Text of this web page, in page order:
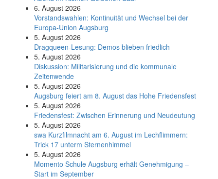
6. August 2026
Vorstandswahlen: Kontinuität und Wechsel bei der
Europa-Union Augsburg
5. August 2026
Dragqueen-Lesung: Demos blieben friedlich
5. August 2026
Diskussion: Mi­li­ta­ri­sie­rung und die kommunale
Zeitenwende
5. August 2026
Augsburg feiert am 8. August das Hohe Friedensfest
5. August 2026
Friedensfest: Zwischen Erinnerung und Neudeutung
5. August 2026
swa Kurz­film­nacht am 6. August im Lech­flim­mern:
Trick 17 unterm Sternen­himmel
5. August 2026
Momento Schule Augsburg erhält Genehmigung –
Start im September